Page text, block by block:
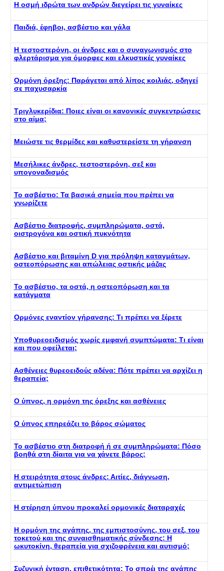
Η οσμή ιδρώτα των ανδρών διεγείρει τις γυναίκες
Παιδιά, έφηβοι, ασβέστιο και γάλα
Η τεστοστερόνη, οι άνδρες και ο συναγωνισμός στο
φλερτάρισμα για όμορφες και ελκυστικές γυναίκες
Ορμόνη όρεξης: Παράγεται από λίπος κοιλιάς, οδηγεί
σε παχυσαρκία
Τριγλυκερίδια: Ποιες είναι οι κανονικές συγκεντρώσεις
στο αίμα;
Μειώστε τις θερμίδες και καθυστερείστε τη γήρανση
Μεσήλικες άνδρες, τεστοστερόνη, σεξ και
υπογοναδισμός
Το ασβέστιο: Τα βασικά σημεία που πρέπει να
γνωρίζετε
Ασβέστιο διατροφής, συμπληρώματα, οστά,
οιστρογόνα και οστική πυκνότητα
Ασβέστιο και βιταμίνη D για πρόληψη καταγμάτων,
οστεοπόρωσης και απώλειας οστικής μάζας
Το ασβέστιο, τα οστά, η οστεοπόρωση και τα
κατάγματα
Ορμόνες εναντίον γήρανσης: Τι πρέπει να ξέρετε
Υποθυρεοειδισμός χωρίς εμφανή συμπτώματα: Τι είναι
και που οφείλεται;
Ασθένειες θυρεοειδούς αδένα: Πότε πρέπει να αρχίζει η
θεραπεία;
Ο ύπνος, η ορμόνη της όρεξης και ασθένειες
Ο ύπνος επηρεάζει το βάρος σώματος
Το ασβέστιο στη διατροφή ή σε συμπληρώματα: Πόσο
βοηθά στη δίαιτα για να χάνετε βάρος;
Η στειρότητα στους άνδρες: Αιτίες, διάγνωση,
αντιμετώπιση
Η στέρηση ύπνου προκαλεί ορμονικές διαταραχές
Η ορμόνη της αγάπης, της εμπιστοσύνης, του σεξ, του
τοκετού και της συναισθηματικής σύνδεσης: Η
ωκυτοκίνη, θεραπεία για σχιζοφρένεια και αυτισμό;
Συζυγική ένταση, επιθετικότητα: Το σπρέι της αγάπης